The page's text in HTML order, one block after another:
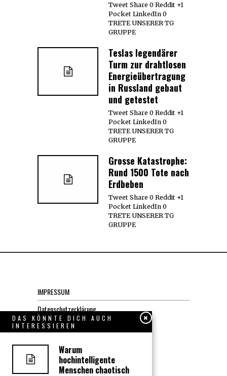
Tweet Share 0 Reddit +1
Pocket LinkedIn 0
TRETE UNSERER TG
GRUPPE
Teslas legendärer
Turm zur drahtlosen
Energieübertragung
in Russland gebaut
und getestet
Tweet Share 0 Reddit +1
Pocket LinkedIn 0
TRETE UNSERER TG
GRUPPE
Grosse Katastrophe:
Rund 1500 Tote nach
Erdbeben
Tweet Share 0 Reddit +1
Pocket LinkedIn 0
TRETE UNSERER TG
GRUPPE
IMPRESSUM
Datenschutzerklärung
KONTAKT
DAS KÖNNTE DICH AUCH
INTERESSIEREN
Warum
hochintelligente
Menschen chaotisch